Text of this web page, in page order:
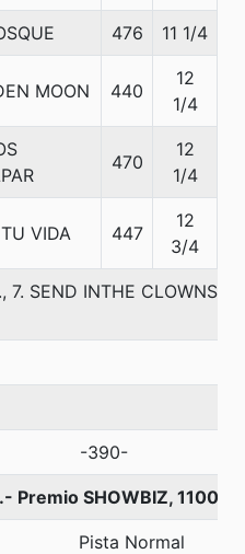
476 11 1/4
MOON 440
12
1/4
470
12
1/4
VIDA 447
12
3/4
7. SEND INTHE CLOWNS-
-390-
Premio SHOWBIZ, 1100
Pista Normal